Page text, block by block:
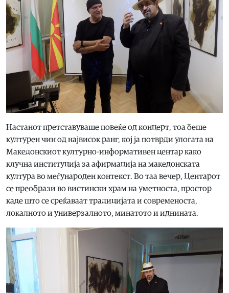
Настанот претставуваше повеќе од концерт, тоа беше
културен чин од највисок ранг, кој ја потврди улогата на
Македонскиот културно-информативен центар како
клучна институција за афирмација на македонската
култура во меѓународен контекст. Во таа вечер, Центарот
се преобрази во вистински храм на уметноста, простор
каде што се среќаваат традицијата и современоста,
локалното и универзалното, минатото и иднината.